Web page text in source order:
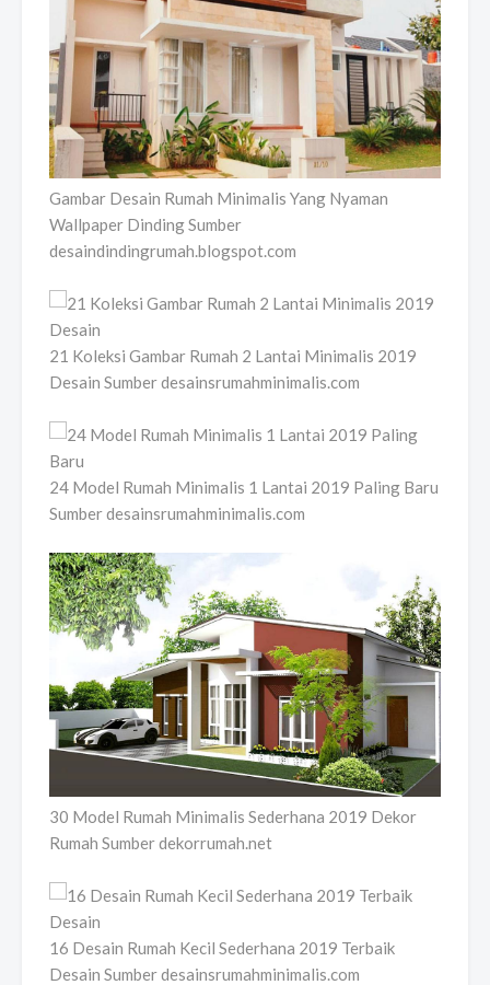
Gambar Desain Rumah Minimalis Yang Nyaman
Wallpaper Dinding Sumber
desaindindingrumah.blogspot.com
21 Koleksi Gambar Rumah 2 Lantai Minimalis 2019
Desain Sumber desainsrumahminimalis.com
24 Model Rumah Minimalis 1 Lantai 2019 Paling Baru
Sumber desainsrumahminimalis.com
30 Model Rumah Minimalis Sederhana 2019 Dekor
Rumah Sumber dekorrumah.net
16 Desain Rumah Kecil Sederhana 2019 Terbaik
Desain Sumber desainsrumahminimalis.com